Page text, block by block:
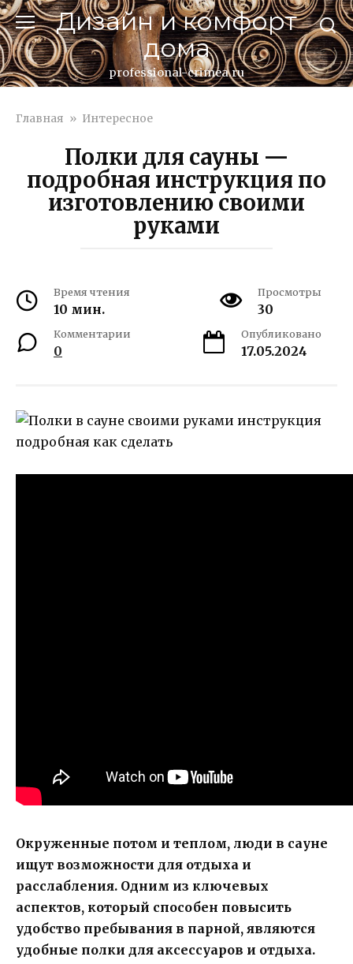
Перейти
к
контенту
Дизайн и комфорт
дома
professional-crimea.ru
Главная » Интересное
Полки для сауны —
подробная инструкция по
изготовлению своими
руками
Время чтения
10 мин.
Просмотры
30
Комментарии
0
Опубликовано
17.05.2024
Окруженные потом и теплом, люди в сауне
ищут возможности для отдыха и
расслабления. Одним из ключевых
аспектов, который способен повысить
удобство пребывания в парной, являются
удобные полки для аксессуаров и отдыха.